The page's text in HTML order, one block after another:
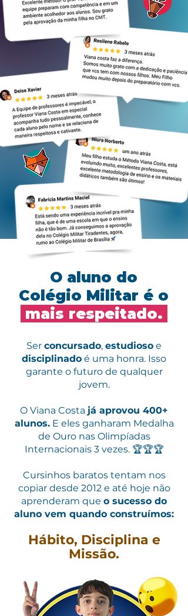
O aluno do
Colégio Militar é o
mais respeitado.
Ser concursado, estudioso e
disciplinado é uma honra. Isso
garante o futuro de qualquer
jovem.
O Viana Costa já aprovou 400+
alunos.E eles ganharam Medalha
de Ouro nas Olimpíadas
Internacionais 3 vezes. 🏆🏆🏆
Cursinhos baratos tentam nos
copiar desde 2012 e até hoje não
aprenderam que o sucesso do
aluno vem quando construímos:
Hábito, Disciplina e
Missão.